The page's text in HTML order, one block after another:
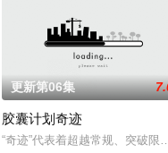
探寻
求学者。在这里，一个名为“星
却发现此处为处处惊险的修行
更新第06集
胶囊计划奇迹
“奇迹”代表着超越常规、突破